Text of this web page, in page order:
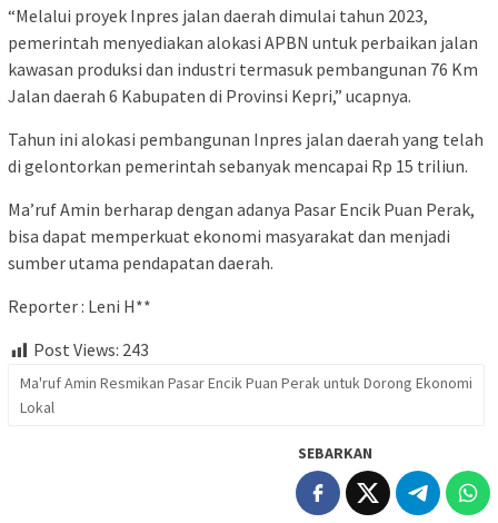
“Melalui proyek Inpres jalan daerah dimulai tahun 2023,
pemerintah menyediakan alokasi APBN untuk perbaikan jalan
kawasan produksi dan industri termasuk pembangunan 76 Km
Jalan daerah 6 Kabupaten di Provinsi Kepri,” ucapnya.
Tahun ini alokasi pembangunan Inpres jalan daerah yang telah
di gelontorkan pemerintah sebanyak mencapai Rp 15 triliun.
Ma’ruf Amin berharap dengan adanya Pasar Encik Puan Perak,
bisa dapat memperkuat ekonomi masyarakat dan menjadi
sumber utama pendapatan daerah.
Reporter : Leni H**
Post Views: 243
Ma'ruf Amin Resmikan Pasar Encik Puan Perak untuk Dorong Ekonomi
Lokal
SEBARKAN